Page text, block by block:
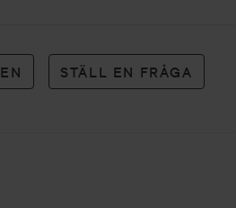
STÄLL EN FRÅGA